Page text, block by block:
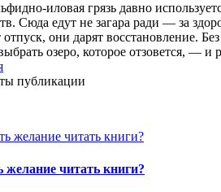
иловая грязь давно
Сюда едут не загара ради — за
отпуск, они дарят восстановление.
озеро, которое отзовется, —
желание читать книги?